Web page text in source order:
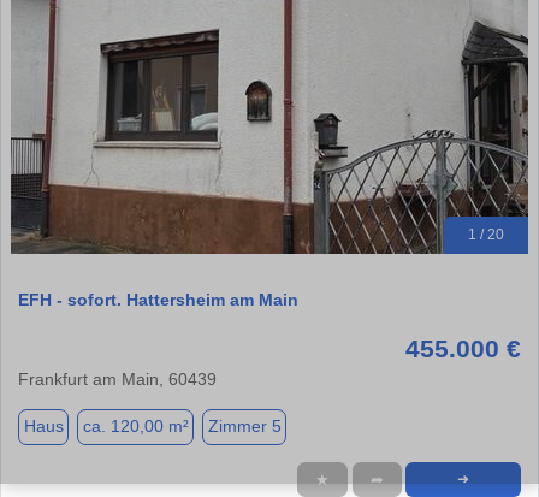
1 / 20
EFH - sofort. Hattersheim am Main
455.000 €
Frankfurt am Main, 60439
Haus ca. 120,00 m² Zimmer 5
★ ➦ ➜